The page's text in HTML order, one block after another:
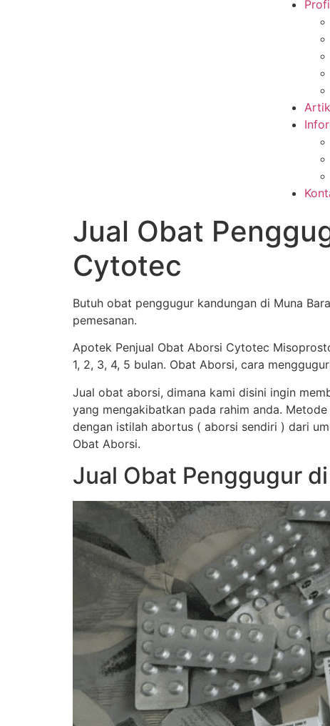
Jual Obat
Cytotec
Butuh obat penggugur kandungan di Muna
pemesanan.
Apotek Penjual Obat Aborsi Cytotec
1, 2, 3, 4, 5 bulan. Obat Aborsi, cara
Jual obat aborsi, dimana kami disini ingin
yang mengakibatkan pada rahim anda.
dengan istilah abortus ( aborsi sendiri ) dari
Obat Aborsi.
Jual Obat Penggugur